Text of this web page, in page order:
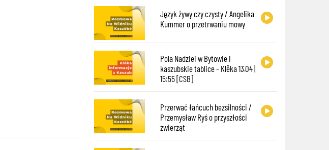
Język żywy czy czysty / Angelika
Kummer o przetrwaniu mowy
Pola Nadziei w Bytowie i
kaszubskie tablice – Klëka 13.04 |
15:55 [CSB]
Przerwać łańcuch bezsilności /
Przemysław Ryś o przyszłości
zwierząt